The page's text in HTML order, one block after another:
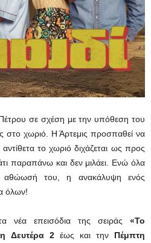
σε σχέση με την υπόθεση του
στο χωριό. Η Άρτεμις προσπαθεί να
το χωριό διχάζεται ως προς
παραπάνω και δεν μιλάει. Ενώ όλα
αθώωσή του, η ανακάλυψη ενός
όλων!
νέα επεισόδια της σειράς «Το
Δευτέρα 2 έως και την Πέμπτη